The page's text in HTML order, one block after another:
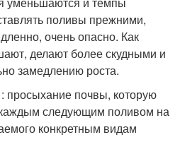
поливы прежними,
очень опасно. Как
делают более скудными и
замедлению роста.
просыхание почвы, которую
следующим поливом на
конкретным видам